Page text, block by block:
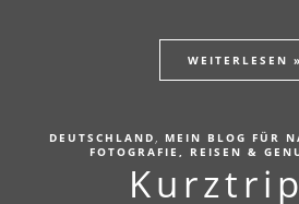
WEITERLESEN »
DEUTSCHLAND , MEIN BLOG FÜR
FOTOGRAFIE, REISEN &